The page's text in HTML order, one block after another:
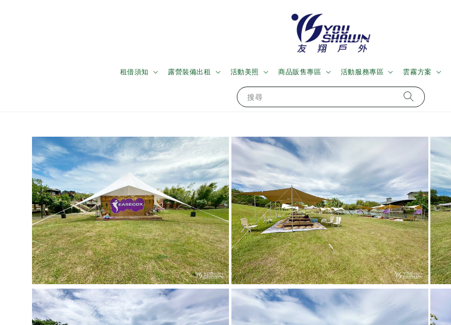
搜尋
租借須知 露營裝備出租 活動美照 商品販售專區 活動服務專區 雲霧方案